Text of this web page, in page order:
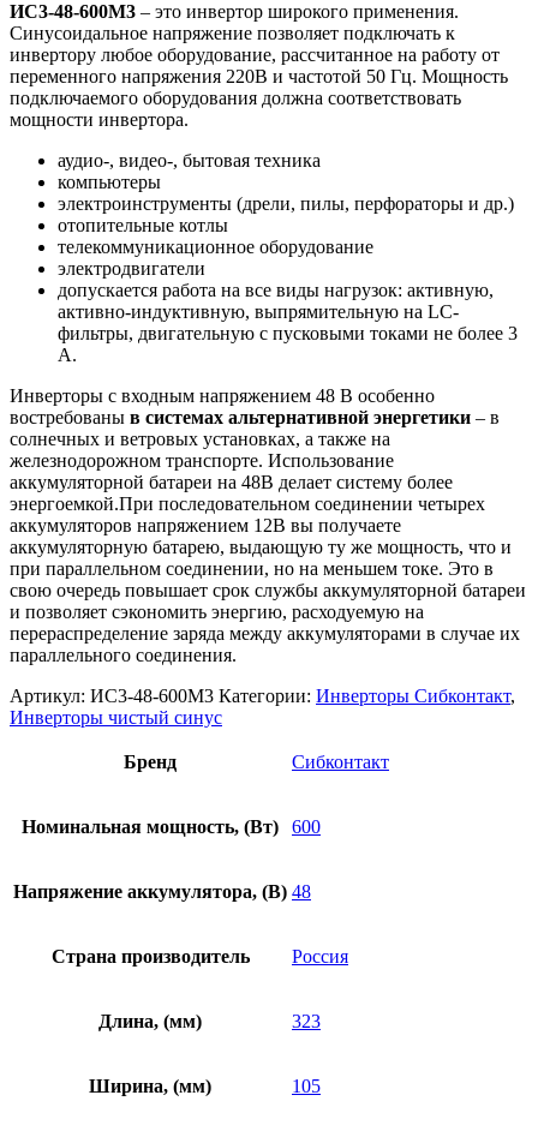
ИС3-48-600М3 – это инвертор широкого применения.
Синусоидальное напряжение позволяет подключать к
инвертору любое оборудование, рассчитанное на работу от
переменного напряжения 220В и частотой 50 Гц. Мощность
подключаемого оборудования должна соответствовать
мощности инвертора.
аудио-, видео-, бытовая техника
компьютеры
электроинструменты (дрели, пилы, перфораторы и др.)
отопительные котлы
телекоммуникационное оборудование
электродвигатели
допускается работа на все виды нагрузок: активную,
активно-индуктивную, выпрямительную на LC-
фильтры, двигательную с пусковыми токами не более 3
А.
Инверторы с входным напряжением 48 В особенно
востребованы в системах альтернативной энергетики – в
солнечных и ветровых установках, а также на
железнодорожном транспорте. Использование
аккумуляторной батареи на 48В делает систему более
энергоемкой.При последовательном соединении четырех
аккумуляторов напряжением 12В вы получаете
аккумуляторную батарею, выдающую ту же мощность, что и
при параллельном соединении, но на меньшем токе. Это в
свою очередь повышает срок службы аккумуляторной батареи
и позволяет сэкономить энергию, расходуемую на
перераспределение заряда между аккумуляторами в случае их
параллельного соединения.
Артикул: ИС3-48-600М3 Категории: Инверторы Сибконтакт,
Инверторы чистый синус
Бренд Сибконтакт
Номинальная мощность, (Вт) 600
Напряжение аккумулятора, (В) 48
Страна производитель Россия
Длина, (мм) 323
Ширина, (мм) 105